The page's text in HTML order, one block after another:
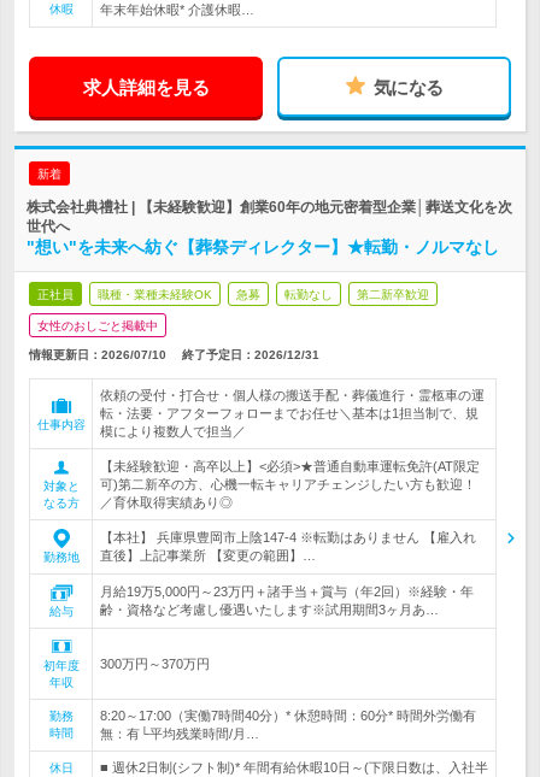
休暇 年末年始休暇* 介護休暇…
求人詳細を見る 気になる
新着
株式会社典禮社 | 【未経験歓迎】創業60年の地元密着型企業│葬送文化を次
世代へ
"想い"を未来へ紡ぐ【葬祭ディレクター】★転勤・ノルマなし
正社員 職種・業種未経験OK 急募 転勤なし 第二新卒歓迎
女性のおしごと掲載中
情報更新日：2026/07/10 終了予定日： 2026/12/31
仕事内容
依頼の受付・打合せ・個人様の搬送手配・葬儀進行・霊柩車の運
転・法要・アフターフォローまでお任せ＼基本は1担当制で、規
模により複数人で担当／
対象と
なる方
【未経験歓迎・高卒以上】<必須>★普通自動車運転免許(AT限定
可)第二新卒の方、心機一転キャリアチェンジしたい方も歓迎！
／育休取得実績あり◎
勤務地
【本社】 兵庫県豊岡市上陰147-4 ※転勤はありません 【雇入れ
直後】上記事業所 【変更の範囲】…
給与
月給19万5,000円～23万円＋諸手当＋賞与（年2回）※経験・年
齢・資格など考慮し優遇いたします※試用期間3ヶ月あ…
初年度
年収
300万円～370万円
勤務
時間
8:20～17:00（実働7時間40分）* 休憩時間：60分* 時間外労働有
無：有└平均残業時間/月…
休日
■ 週休2日制(シフト制)* 年間有給休暇10日～(下限日数は、入社半